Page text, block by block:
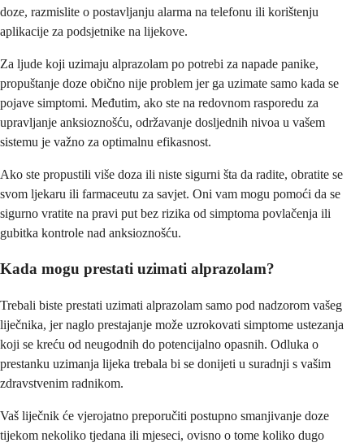
doze, razmislite o postavljanju alarma na telefonu ili korištenju
aplikacije za podsjetnike na lijekove.
Za ljude koji uzimaju alprazolam po potrebi za napade panike,
propuštanje doze obično nije problem jer ga uzimate samo kada se
pojave simptomi. Međutim, ako ste na redovnom rasporedu za
upravljanje anksioznošću, održavanje dosljednih nivoa u vašem
sistemu je važno za optimalnu efikasnost.
Ako ste propustili više doza ili niste sigurni šta da radite, obratite se
svom ljekaru ili farmaceutu za savjet. Oni vam mogu pomoći da se
sigurno vratite na pravi put bez rizika od simptoma povlačenja ili
gubitka kontrole nad anksioznošću.
Kada mogu prestati uzimati alprazolam?
Trebali biste prestati uzimati alprazolam samo pod nadzorom vašeg
liječnika, jer naglo prestajanje može uzrokovati simptome ustezanja
koji se kreću od neugodnih do potencijalno opasnih. Odluka o
prestanku uzimanja lijeka trebala bi se donijeti u suradnji s vašim
zdravstvenim radnikom.
Vaš liječnik će vjerojatno preporučiti postupno smanjivanje doze
tijekom nekoliko tjedana ili mjeseci, ovisno o tome koliko dugo